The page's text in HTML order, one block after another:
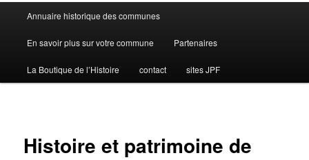
Menu
principal
Annuaire historique des communes
En savoir plus sur votre commune Partenaires
La Boutique de l’Histoire contact sites JPF
Histoire et patrimoine de